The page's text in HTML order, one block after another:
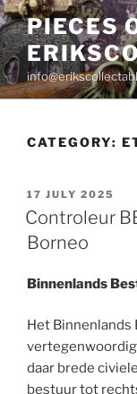
Skip
to
content
PIECES
CATEGORY:
POSTED
ON
17 JULY 2025
Controleur
Borneo
Binnenlands
Het Binnenlands
daar brede
bestuur tot